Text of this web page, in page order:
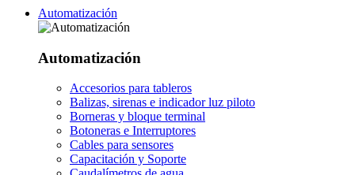
Automatización
Automatización
Accesorios para tableros
Balizas, sirenas e indicador luz piloto
Borneras y bloque terminal
Botoneras e Interruptores
Cables para sensores
Capacitación y Soporte